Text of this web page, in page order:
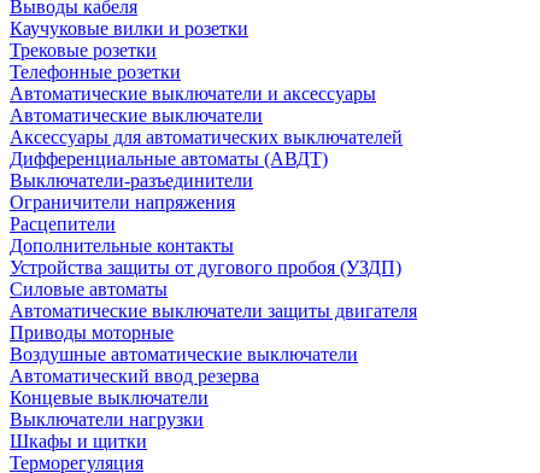
Выводы кабеля
Каучуковые вилки и розетки
Трековые розетки
Телефонные розетки
Автоматические выключатели и аксессуары
Автоматические выключатели
Аксессуары для автоматических выключателей
Дифференциальные автоматы (АВДТ)
Выключатели-разъединители
Ограничители напряжения
Расцепители
Дополнительные контакты
Устройства защиты от дугового пробоя (УЗДП)
Силовые автоматы
Автоматические выключатели защиты двигателя
Приводы моторные
Воздушные автоматические выключатели
Автоматический ввод резерва
Концевые выключатели
Выключатели нагрузки
Шкафы и щитки
Терморегуляция